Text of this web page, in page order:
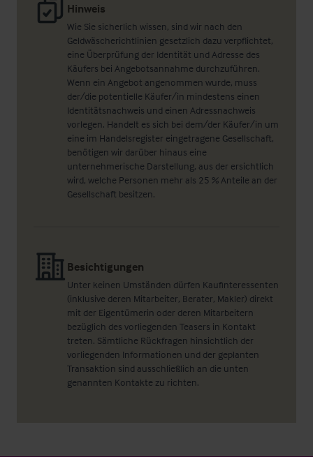
Hinweis
Wie Sie sicherlich wissen, sind wir nach den
Geldwäscherichtlinien gesetzlich dazu verpflichtet,
eine Überprüfung der Identität und Adresse des
Käufers bei Angebotsannahme durchzuführen.
Wenn ein Angebot angenommen wurde, muss
der/die potentielle Käufer/in mindestens einen
Identitätsnachweis und einen Adressnachweis
vorlegen. Handelt es sich bei dem/der Käufer/in um
eine im Handelsregister eingetragene Gesellschaft,
benötigen wir darüber hinaus eine
unternehmerische Darstellung, aus der ersichtlich
wird, welche Personen mehr als 25 % Anteile an der
Gesellschaft besitzen.
Besichtigungen
Unter keinen Umständen dürfen Kaufinteressenten
(inklusive deren Mitarbeiter, Berater, Makler) direkt
mit der Eigentümerin oder deren Mitarbeitern
bezüglich des vorliegenden Teasers in Kontakt
treten. Sämtliche Rückfragen hinsichtlich der
vorliegenden Informationen und der geplanten
Transaktion sind ausschließlich an die unten
genannten Kontakte zu richten.